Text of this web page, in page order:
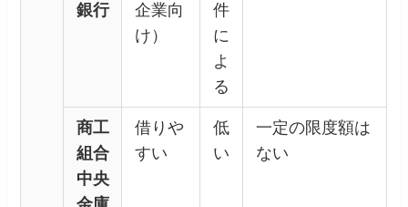
銀行
企業向
け）
件
に
よ
る
商工
組合
中央
借りや
すい
低
い
一定の限度額は
ない